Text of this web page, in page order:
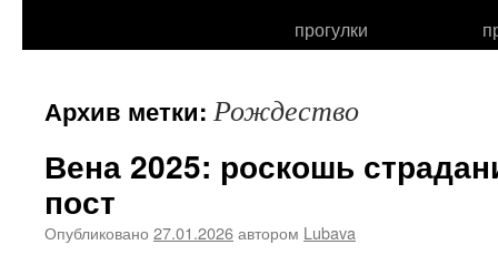
прогулки
Архив метки: Рождество
Вена 2025: роскошь
пост
Опубликовано 27.01.2026автором Lubava